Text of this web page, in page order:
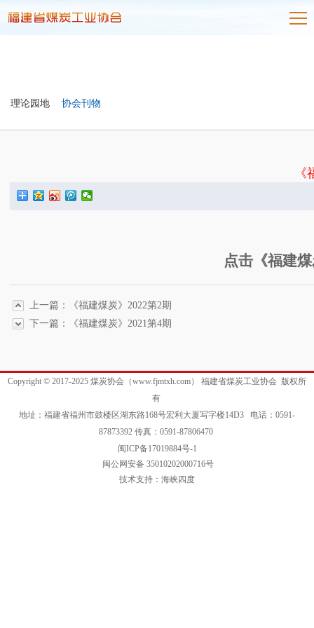
理论园地 协会刊物
点击《福建
上一篇：《福建煤炭》2022第2期
下一篇：《福建煤炭》2021第4期
Copyright © 2017-2025 煤炭协会（www.fjmtxh.com） 福建省煤炭工业协会 版权所
有
地址：福建省福州市鼓楼区湖东路168号宏利大厦写字楼14D3 电话：0591-
87873392 传真：0591-87806470
闽ICP备17019884号-1
闽公网安备 35010202000716号
技术支持：海峡四度